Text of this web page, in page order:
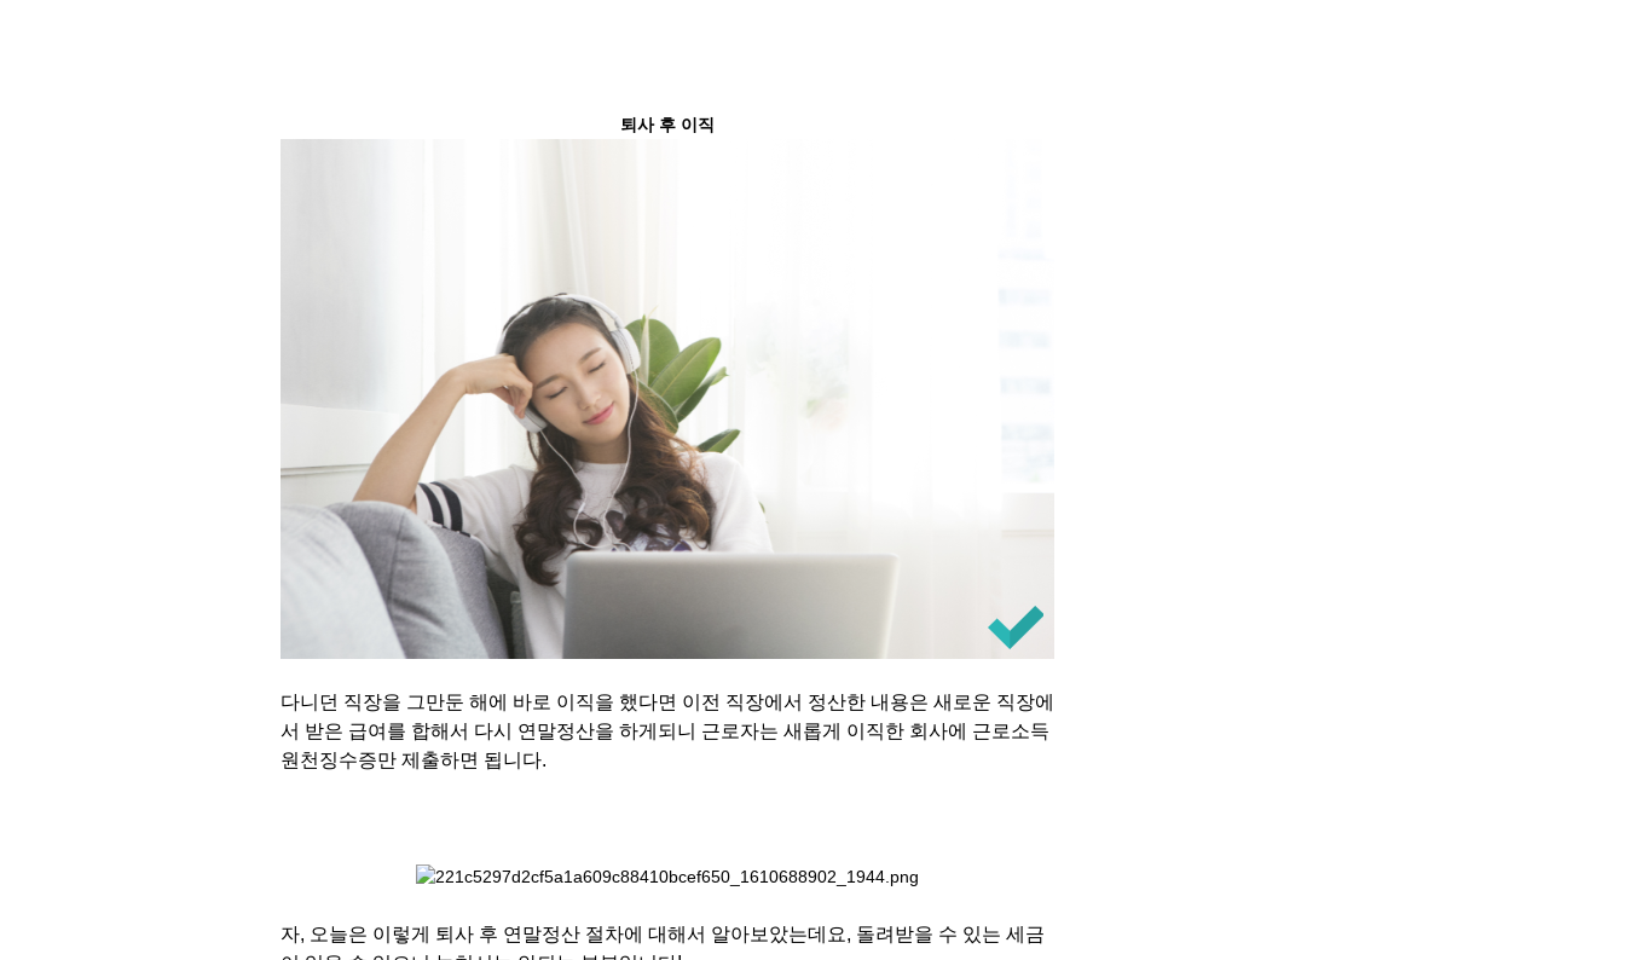
퇴사 후 이직
다니던 직장을 그만둔 해에 바로 이직을 했다면 이전 직장에서 정산한 내용은 새로운 직장에
서 받은 급여를 합해서 다시 연말정산을 하게되니 근로자는 새롭게 이직한 회사에 근로소득
원천징수증만 제출하면 됩니다.
자, 오늘은 이렇게 퇴사 후 연말정산 절차에 대해서 알아보았는데요, 돌려받을 수 있는 세금